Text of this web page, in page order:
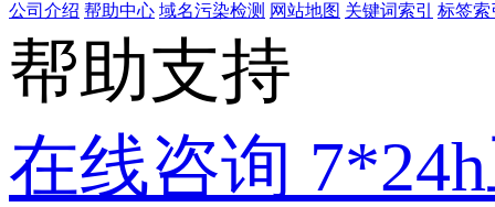
公司介绍 帮助中心 域名污染检测 网站地图 关键词索引 标签索
帮助支持
在线咨询